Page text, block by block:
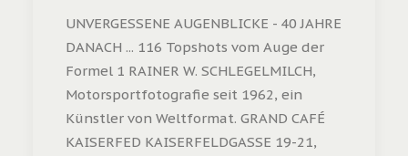
UNVERGESSENE AUGENBLICKE - 40 JAHRE
DANACH ... 116 Topshots vom Auge der
Formel 1 RAINER W. SCHLEGELMILCH,
Motorsportfotografie seit 1962, ein
Künstler von Weltformat. GRAND CAFÉ
KAISERFED KAISERFELDGASSE 19-21,